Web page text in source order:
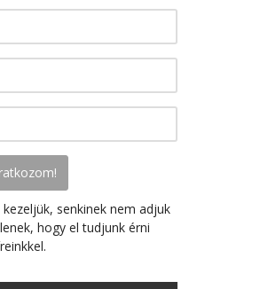
senkinek nem adjuk
hogy el tudjunk érni